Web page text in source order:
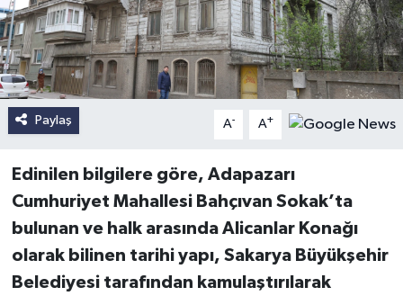
Paylaş A- A+
Edinilen bilgilere göre, Adapazarı
Cumhuriyet Mahallesi Bahçıvan Sokak’ta
bulunan ve halk arasında Alicanlar Konağı
olarak bilinen tarihi yapı, Sakarya Büyükşehir
Belediyesi tarafından kamulaştırılarak